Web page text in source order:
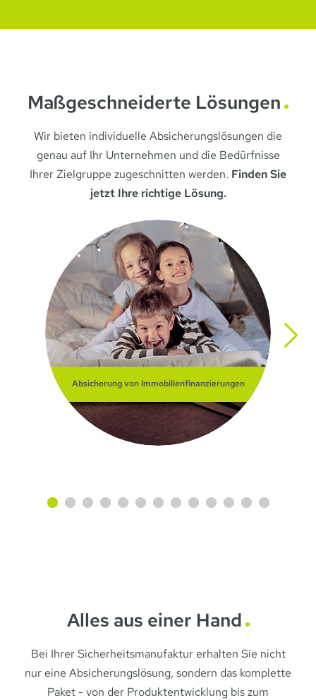
Maßgeschneiderte Lösungen
Wir bieten individuelle Absicherungslösungen die
genau auf Ihr Unternehmen und die Bedürfnisse
Ihrer Zielgruppe zugeschnitten werden. Finden Sie
jetzt Ihre richtige Lösung.
Absicherung von Immobilienfinanzierungen
Alles aus einer Hand
Bei Ihrer Sicherheitsmanufaktur erhalten Sie nicht
nur eine Absicherungslösung, sondern das komplette
Paket - von der Produktentwicklung bis zum